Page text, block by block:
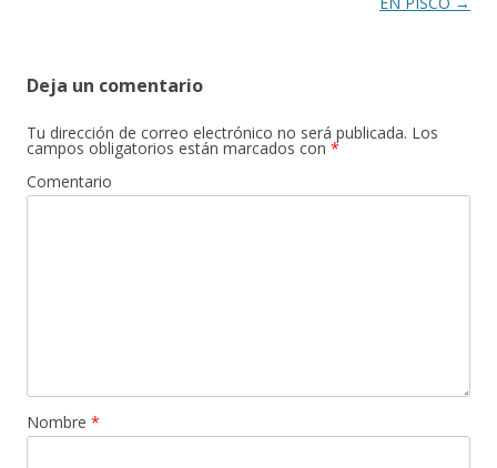
Deja un comentario
Tu dirección de correo electrónico no será publicada. Los
campos obligatorios están marcados con *
Comentario
Nombre *